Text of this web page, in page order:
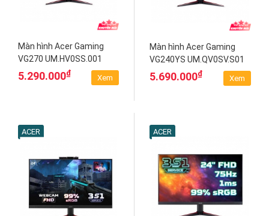
Màn hình Acer Gaming
VG270 UM.HV0SS.001
70160117
5.290.000₫
Xem
Màn hình Acer Gaming
VG240YS UM.QV0SV.S01
70234862
5.690.000₫
Xem
ACER ACER